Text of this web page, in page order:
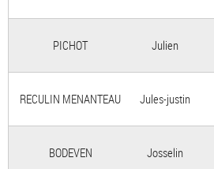
PICHOT Julien
RECULIN MENANTEAU Jules-justin
BODEVEN Josselin